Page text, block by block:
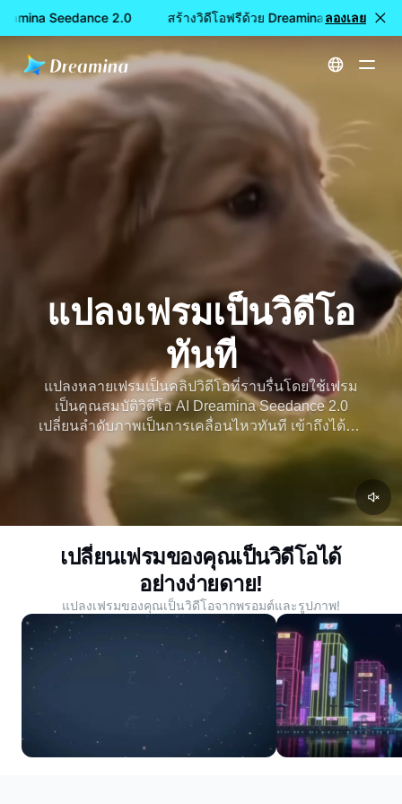
Seedance 2.0 สร้างวิดีโอฟรีด้วย Dreamina Seedance
ลองเลย
หน้าหลัก สร้าง แปลงเฟรมเป็นวิดีโอทันที
แปลงเฟรมเป็นวิดีโอ
ทันที
แปลงหลายเฟรมเป็นคลิปวิดีโอที่ราบรื่นโดยใช้เฟรม
เป็นคุณสมบัติวิดีโอ AI Dreamina Seedance 2.0
เปลี่ยนลำดับภาพเป็นการเคลื่อนไหวทันที เข้าถึงได้ฟรี
ทันที ไม่มีคิวรอ และประสิทธิภาพอันดับต้น ๆ ในการ
สร้างวิดีโอ AI
เปลี่ยนเฟรมของคุณเป็นวิดีโอได้
อย่างง่ายดาย!
แปลงเฟรมของคุณเป็นวิดีโอจากพรอมต์และรูปภาพ!